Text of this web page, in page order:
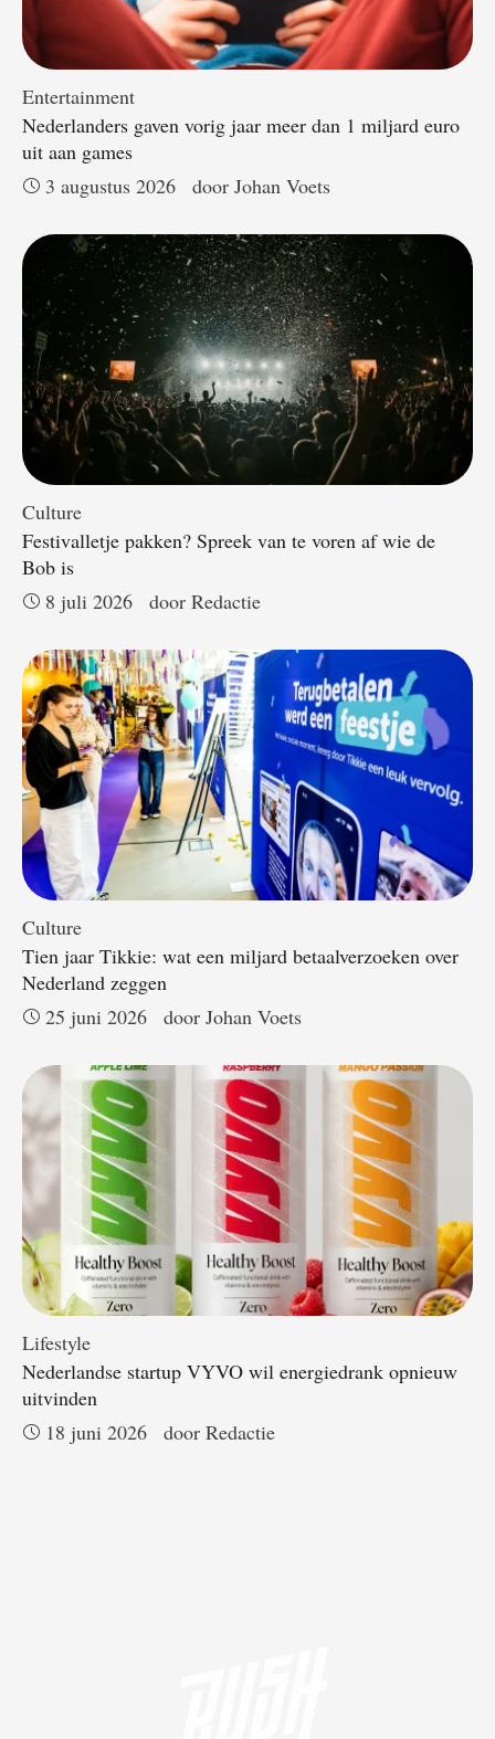
Entertainment
Nederlanders gaven vorig jaar meer dan 1 miljard euro
uit aan games
3 augustus 2026
door Johan Voets
Culture
Festivalletje pakken? Spreek van te voren af wie de
Bob is
8 juli 2026
door Redactie
Culture
Tien jaar Tikkie: wat een miljard betaalverzoeken over
Nederland zeggen
25 juni 2026
door Johan Voets
Lifestyle
Nederlandse startup VYVO wil energiedrank opnieuw
uitvinden
18 juni 2026
door Redactie